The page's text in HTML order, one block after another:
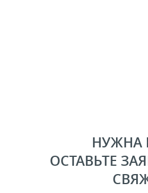
НУЖНА
ОСТАВЬТЕ